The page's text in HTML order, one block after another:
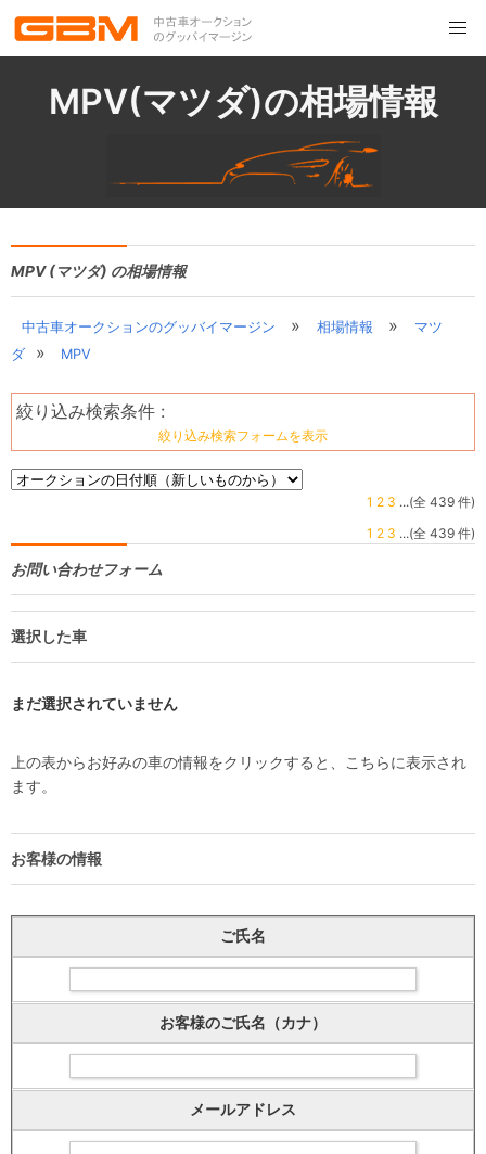
MPV(マツダ)の相場情報
MPV (マツダ) の相場情報
中古車オークションのグッバイマージン » 相場情報 »
マツ
ダ
» MPV
絞り込み検索条件 :
絞り込み検索フォームを表示
1 2 3 ...(全 439 件)
1 2 3 ...(全 439 件)
お問い合わせフォーム
選択した車
まだ選択されていません
上の表からお好みの車の情報をクリックすると、こちらに表示され
ます。
お客様の情報
ご氏名
お客様のご氏名（カナ）
メールアドレス